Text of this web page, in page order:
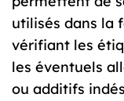
utilisés dans la
vérifiant les
les éventuels
ou additifs